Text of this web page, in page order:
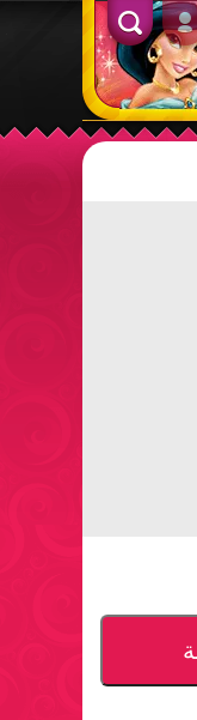
مكياج، طبخ وأنشطة ممتعة
الدخول